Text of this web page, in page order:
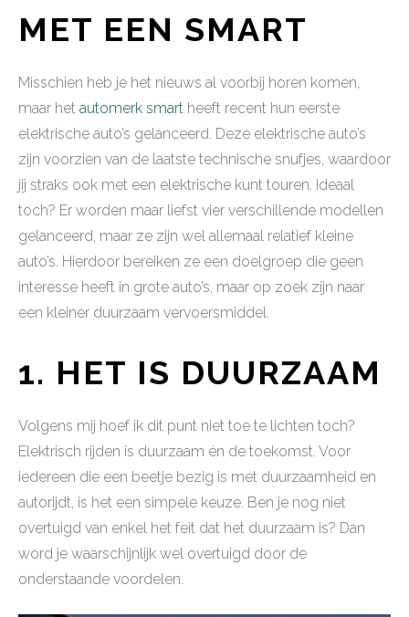
MET EEN SMART
Misschien heb je het nieuws al voorbij horen komen,
maar het automerk smart heeft recent hun eerste
elektrische auto’s gelanceerd. Deze elektrische auto’s
zijn voorzien van de laatste technische snufjes, waardoor
jij straks ook met een elektrische kunt touren. Ideaal
toch? Er worden maar liefst vier verschillende modellen
gelanceerd, maar ze zijn wel allemaal relatief kleine
auto’s. Hierdoor bereiken ze een doelgroep die geen
interesse heeft in grote auto’s, maar op zoek zijn naar
een kleiner duurzaam vervoersmiddel.
1. HET IS DUURZAAM
Volgens mij hoef ik dit punt niet toe te lichten toch?
Elektrisch rijden is duurzaam én de toekomst. Voor
iedereen die een beetje bezig is met duurzaamheid en
autorijdt, is het een simpele keuze. Ben je nog niet
overtuigd van enkel het feit dat het duurzaam is? Dan
word je waarschijnlijk wel overtuigd door de
onderstaande voordelen.